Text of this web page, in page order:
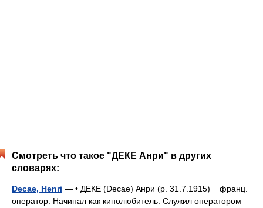
Смотреть что такое "ДЕКЕ Анри" в других
словарях:
Decae, Henri — • ДЕКЕ (Decae) Анри (р. 31.7.1915) франц.
оператор. Начинал как кинолюбитель. Служил оператором